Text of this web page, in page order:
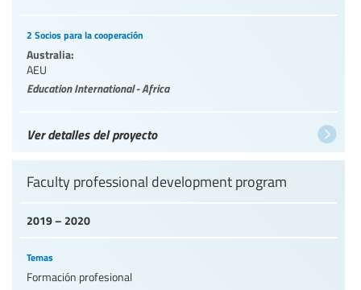
2 Socios para la cooperación
Australia:
AEU
Education International - Africa
Ver detalles del proyecto
2019 – 2020
Faculty professional development program
Temas
Formación profesional